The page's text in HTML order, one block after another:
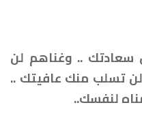
سعادتك .. وغناهم لن
تسلب منك عافيتك ..
لنفسك..